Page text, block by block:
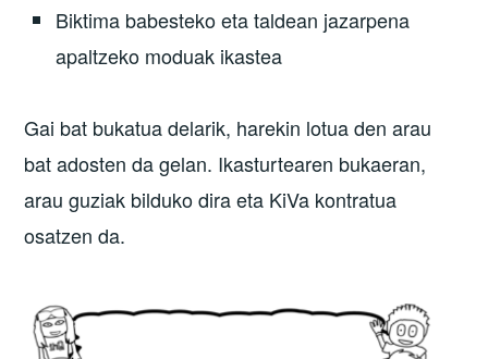
Biktima babesteko eta taldean jazarpena
apaltzeko moduak ikastea
Gai bat bukatua delarik, harekin lotua den arau
bat adosten da gelan. Ikasturtearen bukaeran,
arau guziak bilduko dira eta KiVa kontratua
osatzen da.